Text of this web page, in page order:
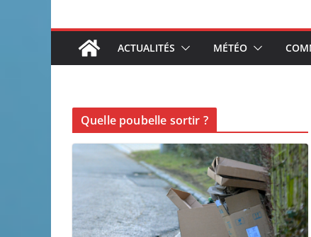
ACTUALITÉS MÉTÉO
Quelle poubelle sortir ?